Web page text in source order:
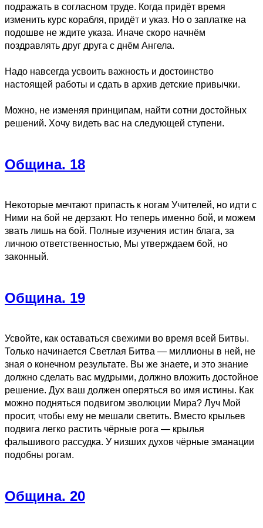
подражать в согласном труде. Когда придёт время
изменить курс корабля, придёт и указ. Но о заплатке на
подошве не ждите указа. Иначе скоро начнём
поздравлять друг друга с днём Ангела.
Надо навсегда усвоить важность и достоинство
настоящей работы и сдать в архив детские привычки.
Можно, не изменяя принципам, найти сотни достойных
решений. Хочу видеть вас на следующей ступени.
Община. 18
Некоторые мечтают припасть к ногам Учителей, но идти с
Ними на бой не дерзают. Но теперь именно бой, и можем
звать лишь на бой. Полные изучения истин блага, за
личною ответственностью, Мы утверждаем бой, но
законный.
Община. 19
Усвойте, как оставаться свежими во время всей Битвы.
Только начинается Светлая Битва — миллионы в ней, не
зная о конечном результате. Вы же знаете, и это знание
должно сделать вас мудрыми, должно вложить достойное
решение. Дух ваш должен оперяться во имя истины. Как
можно подняться подвигом эволюции Мира? Луч Мой
просит, чтобы ему не мешали светить. Вместо крыльев
подвига легко растить чёрные рога — крылья
фальшивого рассудка. У низших духов чёрные эманации
подобны рогам.
Община. 20